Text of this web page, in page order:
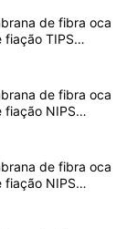
de fibra oca
fiação TIPS
de fibra oca
fiação NIPS
de fibra oca
fiação NIPS